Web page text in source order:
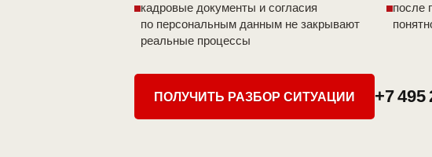
кадровые документы и согласия
по персональным данным не закрывают
реальные процессы
после
ПОЛУЧИТЬ РАЗБОР СИТУАЦИИ +7 495